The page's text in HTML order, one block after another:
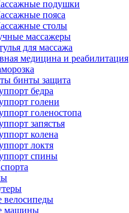
подушки
пояса
столы
массажеры
для массажа
медицина и реабилитация
бинты защита
бедра
голени
голеностопа
запястья
колена
локтя
спины
велосипеды
машины